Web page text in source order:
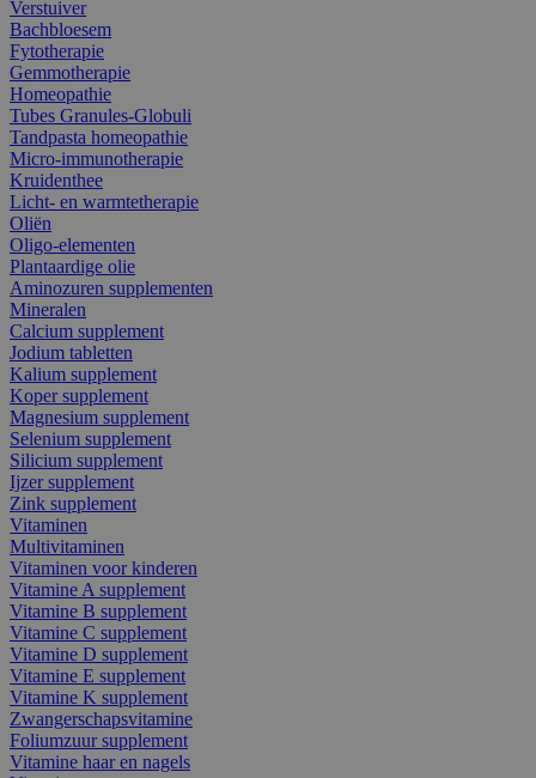
Verstuiver
Bachbloesem
Fytotherapie
Gemmotherapie
Homeopathie
Tubes Granules-Globuli
Tandpasta homeopathie
Micro-immunotherapie
Kruidenthee
Licht- en warmtetherapie
Oliën
Oligo-elementen
Plantaardige olie
Aminozuren supplementen
Mineralen
Calcium supplement
Jodium tabletten
Kalium supplement
Koper supplement
Magnesium supplement
Selenium supplement
Silicium supplement
Ijzer supplement
Zink supplement
Vitaminen
Multivitaminen
Vitaminen voor kinderen
Vitamine A supplement
Vitamine B supplement
Vitamine C supplement
Vitamine D supplement
Vitamine E supplement
Vitamine K supplement
Zwangerschapsvitamine
Foliumzuur supplement
Vitamine haar en nagels